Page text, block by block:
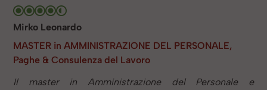
Mirko Leonardo
MASTER in AMMINISTRAZIONE DEL PERSONALE,
Paghe & Consulenza del Lavoro
Il master in Amministrazione del Personale e